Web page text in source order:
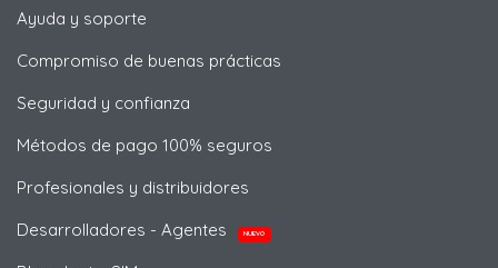
Ayuda y soporte
Compromiso de buenas prácticas
Seguridad y confianza
Métodos de pago 100% seguros
Profesionales y distribuidores
Desarrolladores - Agentes
NUEVO